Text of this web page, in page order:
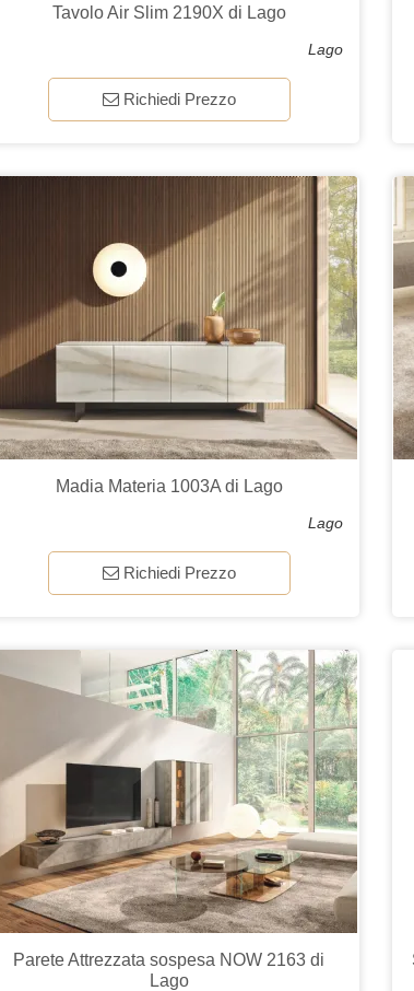
Tavolo Air Slim 2190X di Lago
Lago
Richiedi Prezzo
Madia Materia 1003A di Lago
Lago
Richiedi Prezzo
Parete Attrezzata sospesa NOW 2163 di
Lago